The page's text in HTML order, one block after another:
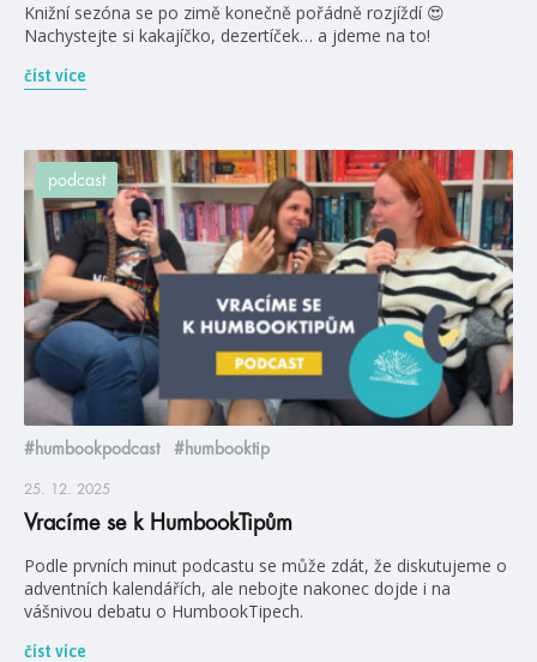
Knižní sezóna se po zimě konečně pořádně rozjíždí 😍
Nachystejte si kakajíčko, dezertíček… a jdeme na to!
číst více
podcast
#humbookpodcast #humbooktip
25. 12. 2025
Vracíme se k HumbookTipům
Podle prvních minut podcastu se může zdát, že diskutujeme o
adventních kalendářích, ale nebojte nakonec dojde i na
vášnivou debatu o HumbookTipech.
číst více